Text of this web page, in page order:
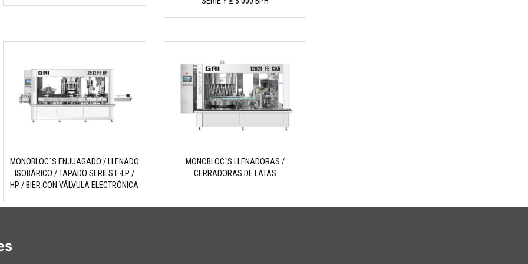
MONOBLOC´S ENJUAGADO / LLENADO
ISOBÁRICO / TAPADO SERIES E-LP /
HP / BIER CON VÁLVULA ELECTRÓNICA
MONOBLOC´S LLENADORAS /
CERRADORAS DE LATAS